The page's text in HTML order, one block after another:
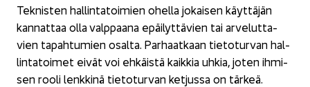
Tek­nis­ten hal­lin­ta­toi­mien ohel­la jo­kai­sen käyt­tä­jän
kan­nat­taa olla valp­paa­na epäi­lyt­tä­vien tai ar­ve­lut­ta­
vien ta­pah­tu­mien osal­ta. Par­haat­kaan tie­to­tur­van hal­
lin­ta­toi­met eivät voi eh­käis­tä kaik­kia uhkia, joten ih­mi­
sen rooli lenk­ki­nä tie­to­tur­van ket­jus­sa on tär­keä.